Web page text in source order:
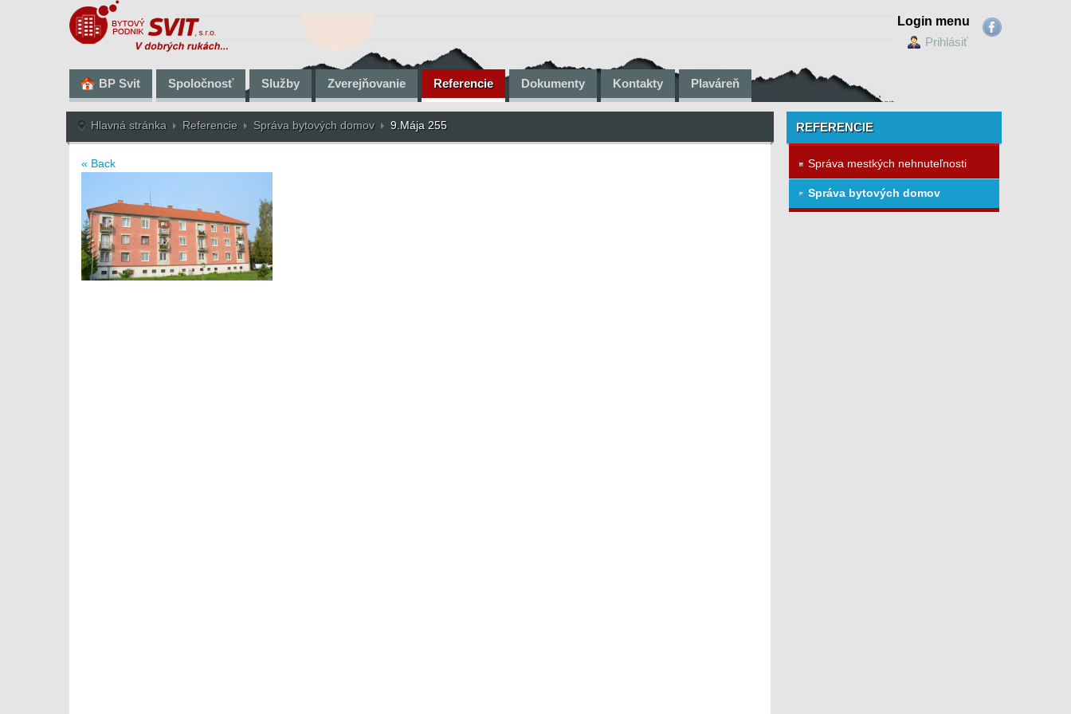
Login menu
Prihlásiť
BP Svit Spoločnosť Služby Zverejňovanie Referencie Dokumenty Kontakty Plaváreň
Hlavná stránka Referencie Správa bytových domov 9.Mája 255
« Back
REFERENCIE
Správa mestkých nehnuteľnosti
Správa bytových domov